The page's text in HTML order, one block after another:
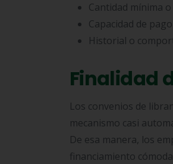
Cantidad mínima
Capacidad de
Historial o
Finalidad
Los convenios de
mecanismo casi
De esa manera, los
financiamiento